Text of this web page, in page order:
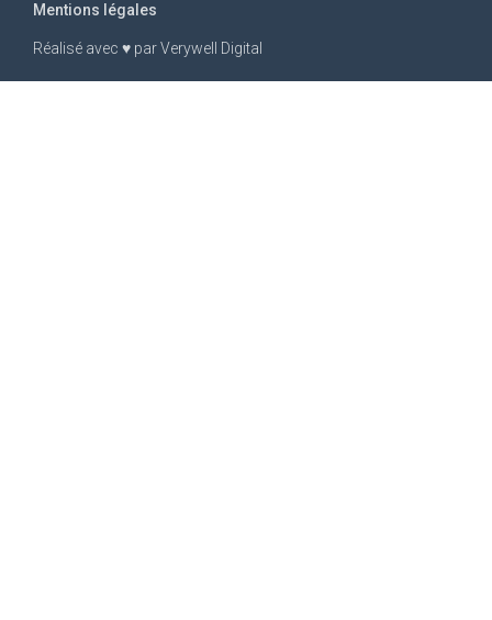
Réalisé avec ♥ parVerywell Digital
Mentions légales